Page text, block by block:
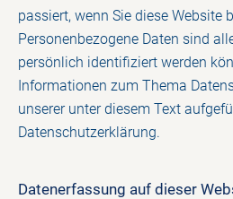
passiert, wenn Sie diese Website
Personenbezogene Daten sind
persönlich identifiziert werden
Informationen zum Thema
unserer unter diesem Text
Datenschutzerklärung.
Datenerfassung auf dieser